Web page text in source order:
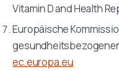
Vitamin D and Health
Europäische
ec.europa.eu